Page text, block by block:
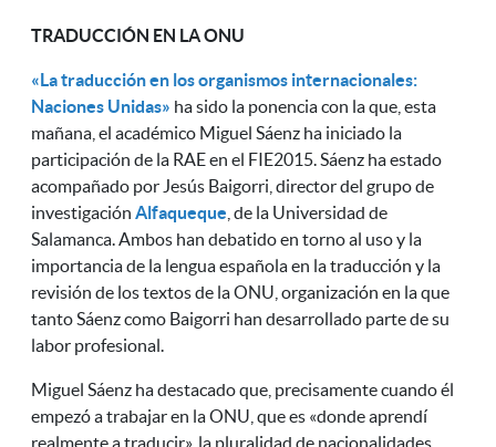
TRADUCCIÓN EN LA ONU
«La traducción en los organismos internacionales:
Naciones Unidas» ha sido la ponencia con la que, esta
mañana, el académico Miguel Sáenz ha iniciado la
participación de la RAE en el FIE2015. Sáenz ha estado
acompañado por Jesús Baigorri, director del grupo de
investigación Alfaqueque , de la Universidad de
Salamanca. Ambos han debatido en torno al uso y la
importancia de la lengua española en la traducción y la
revisión de los textos de la ONU, organización en la que
tanto Sáenz como Baigorri han desarrollado parte de su
labor profesional.
Miguel Sáenz ha destacado que, precisamente cuando él
empezó a trabajar en la ONU, que es «donde aprendí
realmente a traducir», la pluralidad de nacionalidades